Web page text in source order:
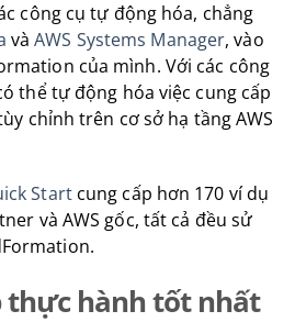
công cụ tự động hóa, chẳng
vàAWS Systems Manager, vào
của mình. Với các công
thể tự động hóa việc cung cấp
chỉnh trên cơ sở hạ tầng AWS
Startcung cấp hơn 170 ví dụ
và AWS gốc, tất cả đều sử
thực hành tốt nhất